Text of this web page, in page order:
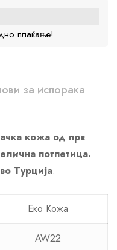
плаќање!
за испорака
кожа од прв
потпетица.
Турција.
Еко Кожа
AW22